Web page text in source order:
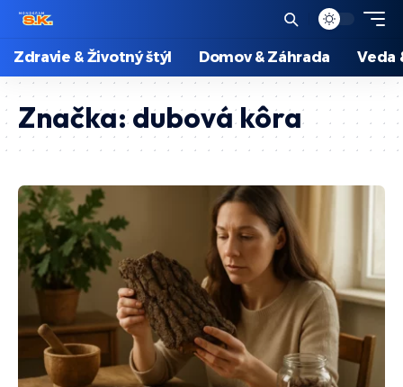
Zdravie & Životný štýl Domov & Záhrada Veda
Značka:dubová kôra